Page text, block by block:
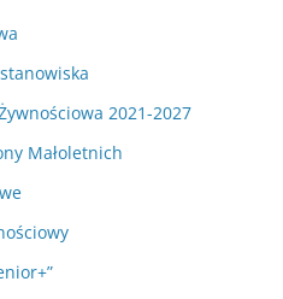
2021-2027
Małoletnich